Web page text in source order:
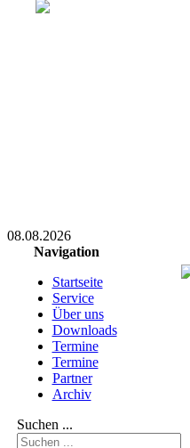
08.08.2026
Navigation
Startseite
Service
Über uns
Downloads
Termine
Termine
Partner
Archiv
Suchen ...